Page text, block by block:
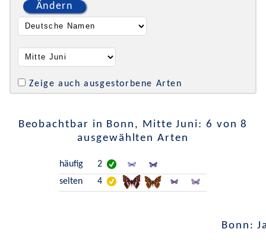
Ändern
Zeige auch ausgestorbene Arten
Beobachtbar in Bonn, Mitte Juni: 6 von 8
ausgewählten Arten
häufig
2
selten
4
Bonn: